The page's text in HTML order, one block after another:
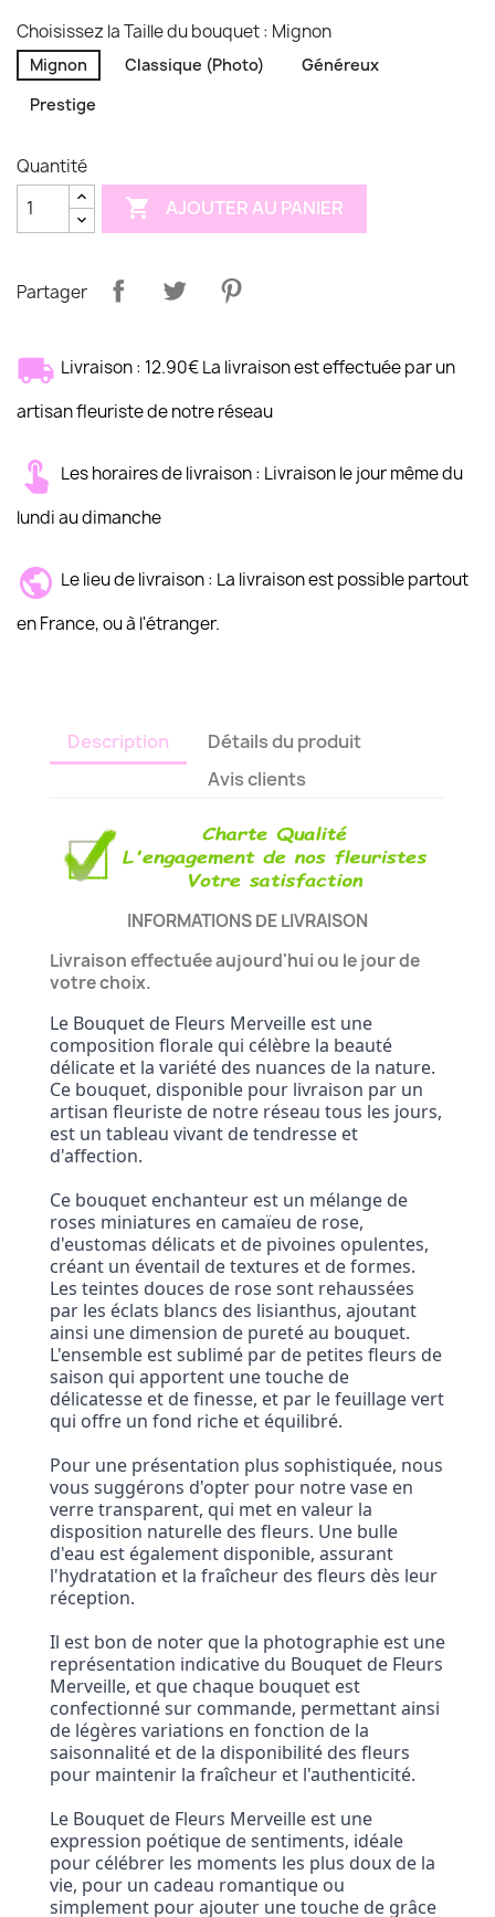
Choisissez la Taille du bouquet : Mignon
Mignon Classique (Photo)
Généreux
Prestige
Quantité
 AJOUTER AU PANIER
Partager
Livraison : 12.90€ La livraison est effectuée par un
artisan fleuriste de notre réseau
Les horaires de livraison : Livraison le jour même du
lundi au dimanche
Le lieu de livraison : La livraison est possible partout
en France, ou à l'étranger.
Description
Détails du produit
Avis clients
INFORMATIONS DE LIVRAISON
Livraison effectuée aujourd'hui ou le jour de
votre choix.
Le Bouquet de Fleurs Merveille est une
composition florale qui célèbre la beauté
délicate et la variété des nuances de la nature.
Ce bouquet, disponible pour livraison par un
artisan fleuriste de notre réseau tous les jours,
est un tableau vivant de tendresse et
d'affection.
Ce bouquet enchanteur est un mélange de
roses miniatures en camaïeu de rose,
d'eustomas délicats et de pivoines opulentes,
créant un éventail de textures et de formes.
Les teintes douces de rose sont rehaussées
par les éclats blancs des lisianthus, ajoutant
ainsi une dimension de pureté au bouquet.
L'ensemble est sublimé par de petites fleurs de
saison qui apportent une touche de
délicatesse et de finesse, et par le feuillage vert
qui offre un fond riche et équilibré.
Pour une présentation plus sophistiquée, nous
vous suggérons d'opter pour notre vase en
verre transparent, qui met en valeur la
disposition naturelle des fleurs. Une bulle
d'eau est également disponible, assurant
l'hydratation et la fraîcheur des fleurs dès leur
réception.
Il est bon de noter que la photographie est une
représentation indicative du Bouquet de Fleurs
Merveille, et que chaque bouquet est
confectionné sur commande, permettant ainsi
de légères variations en fonction de la
saisonnalité et de la disponibilité des fleurs
pour maintenir la fraîcheur et l'authenticité.
Le Bouquet de Fleurs Merveille est une
expression poétique de sentiments, idéale
pour célébrer les moments les plus doux de la
vie, pour un cadeau romantique ou
simplement pour ajouter une touche de grâce